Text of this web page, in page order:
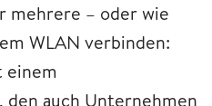
mehrere – oder wie
WLAN verbinden:
einem
den auch Unternehmen